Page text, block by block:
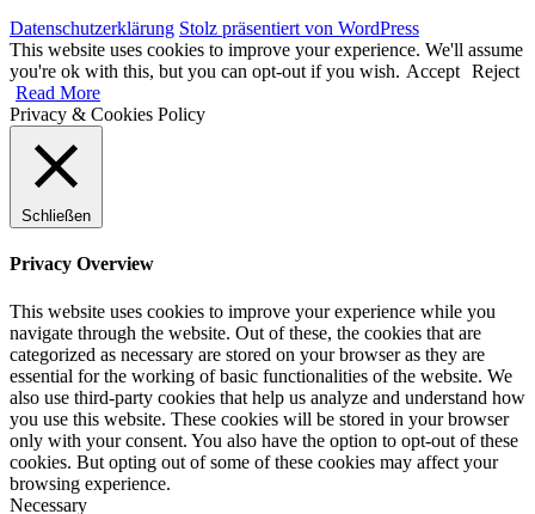
Datenschutzerklärung Stolz präsentiert von WordPress
This website uses cookies to improve your experience. We'll assume
you're ok with this, but you can opt-out if you wish. Accept Reject
Read More
Privacy & Cookies Policy
Schließen
Privacy Overview
This website uses cookies to improve your experience while you
navigate through the website. Out of these, the cookies that are
categorized as necessary are stored on your browser as they are
essential for the working of basic functionalities of the website. We
also use third-party cookies that help us analyze and understand how
you use this website. These cookies will be stored in your browser
only with your consent. You also have the option to opt-out of these
cookies. But opting out of some of these cookies may affect your
browsing experience.
Necessary